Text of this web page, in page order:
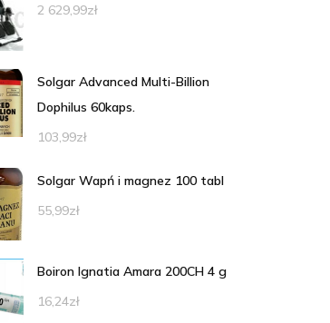
2 629,99zł
Solgar Advanced Multi-Billion
Dophilus 60kaps.
103,99zł
Solgar Wapń i magnez 100 tabl
55,99zł
Boiron Ignatia Amara 200CH 4 g
16,24zł